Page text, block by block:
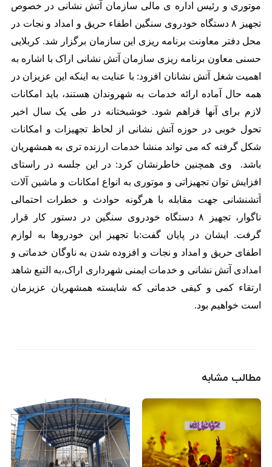
موتوری و رئیس اداره ی مالی سازمان آتش نشانی در خصوص
تجهیز ۸ دستگاه خودروی سنگین اطفاء حریق و امداد و نجات در
محل دفتر معاونت برنامه ریزی این سازمان برگزار شد.کربلایی
حسنی معاون برنامه ریزی سازمان آتش نشانی اراک با اشاره به
اهمیت شغل آتش نشانان افزود: با عنایت به اینکه این عزیزان در
همه حال آماده ارائه خدمات به شهروندان هستند، باید امکانات
لازم برای آنها فراهم شود. خوشبختانه در طی یک سال اخیر
تحول خوبی در حوزه آتش نشانی از لحاظ تجهیزات و امکانات
شکل گرفته که می تواند منشا خدمات ارزنده تری به همشهریان
باشد. وی همچنین خاطرنشان کرد: در این جلسه در راستای
افزایش توان تجهیزاتی و موتوری به انواع امکانات و ماشین آلات
آتشنشانی جهت مقابله با هرگونه حوادث و خطرات احتمالی
ناگوار، تجهیز ۸ دستگاه خودروی سنگین در دستور کار قرار
گرفت.
ایشان در پایان گفت:با تجهیز این خودروها به لوازم
اطفای حریق و امداد و نجات و افزوده شدن به ناوگان خدماتی و
امدادی آتش نشانی و خدمات ایمنی شهرداری اراک،به التبع شاهد
ارتقاء کمی و کیفی خدماتی که شایسته همشهریان عزیزمان
است خواهیم بود.
مطالب مشابه